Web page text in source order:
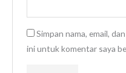
Simpan nama, email,
ini untuk komentar saya